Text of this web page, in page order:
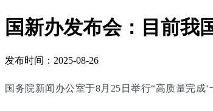
国新办发布会：目前我
发布时间：2025-08-26
国务院新闻办公室于8月25日举行“高质量完成